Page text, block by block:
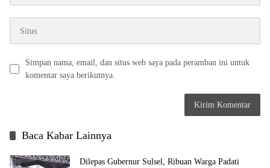
Simpan nama, email, dan situs web saya pada peramban ini untuk
komentar saya berikutnya.
Baca Kabar Lainnya
Dilepas Gubernur Sulsel, Ribuan Warga Padati